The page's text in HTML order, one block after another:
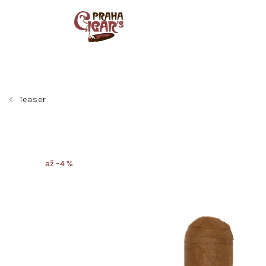
Teaser
až –4 %